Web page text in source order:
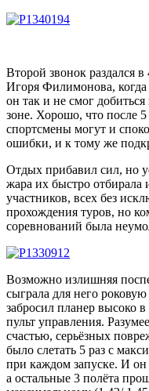
Второй звонок раздался
Игоря Филимонова,
он так и не смог
зоне. Хорошо, что после
спортсмены могут и
ошибки, и к тому же
Отдых прибавил сил, но
жара их быстро отбирала
участников, всех без
прохождения туров, но
соревнований была
Возможно излишняя
сыграла для него
забросил планер высоко
пульт управления.
счастью, серьёзных
было слетать 5 раз с
при каждом запуске. И он
а остальные 3 полёта